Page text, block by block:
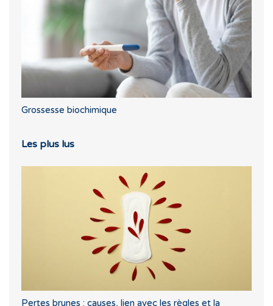
Grossesse biochimique
Les plus lus
Pertes brunes : causes, lien avec les règles et la